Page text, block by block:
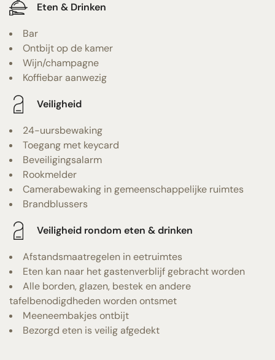
Eten & Drinken
Bar
Ontbijt op de kamer
Wijn/champagne
Koffiebar aanwezig
Veiligheid
24-uursbewaking
Toegang met keycard
Beveiligingsalarm
Rookmelder
Camerabewaking in gemeenschappelijke ruimtes
Brandblussers
Veiligheid rondom eten & drinken
Afstandsmaatregelen in eetruimtes
Eten kan naar het gastenverblijf gebracht worden
Alle borden, glazen, bestek en andere
tafelbenodigdheden worden ontsmet
Meeneembakjes ontbijt
Bezorgd eten is veilig afgedekt